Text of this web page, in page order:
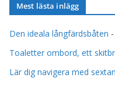
Mest lästa inlägg
Den ideala långfärdsbåten
Toaletter ombord, ett
Lär dig navigera med